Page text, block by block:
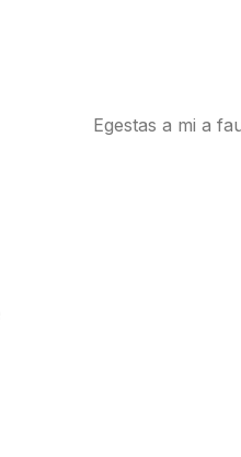
Egestas a mi a